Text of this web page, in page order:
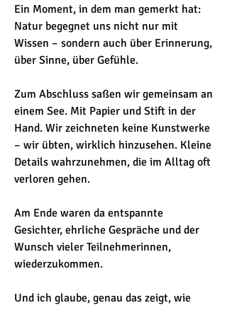
Ein Moment, in dem man gemerkt hat:
Natur begegnet uns nicht nur mit
Wissen – sondern auch über Erinnerung,
über Sinne, über Gefühle.
Zum Abschluss saßen wir gemeinsam an
einem See. Mit Papier und Stift in der
Hand. Wir zeichneten keine Kunstwerke
– wir übten, wirklich hinzusehen. Kleine
Details wahrzunehmen, die im Alltag oft
verloren gehen.
Am Ende waren da entspannte
Gesichter, ehrliche Gespräche und der
Wunsch vieler Teilnehmerinnen,
wiederzukommen.
Und ich glaube, genau das zeigt, wie